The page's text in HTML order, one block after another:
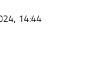
14:44